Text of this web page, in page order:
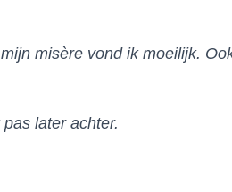
misère vond ik moeilijk.
later achter.